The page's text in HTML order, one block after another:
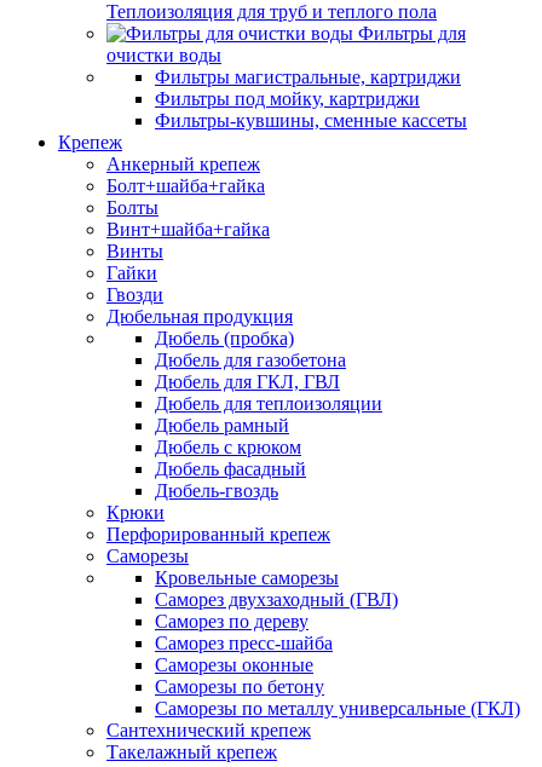
Теплоизоляция для труб и теплого пола
Фильтры для
очистки воды
Фильтры магистральные, картриджи
Фильтры под мойку, картриджи
Фильтры-кувшины, сменные кассеты
Крепеж
Анкерный крепеж
Болт+шайба+гайка
Болты
Винт+шайба+гайка
Винты
Гайки
Гвозди
Дюбельная продукция
Дюбель (пробка)
Дюбель для газобетона
Дюбель для ГКЛ, ГВЛ
Дюбель для теплоизоляции
Дюбель рамный
Дюбель с крюком
Дюбель фасадный
Дюбель-гвоздь
Крюки
Перфорированный крепеж
Саморезы
Кровельные саморезы
Саморез двухзаходный (ГВЛ)
Саморез по дереву
Саморез пресс-шайба
Саморезы оконные
Саморезы по бетону
Саморезы по металлу универсальные (ГКЛ)
Сантехнический крепеж
Такелажный крепеж